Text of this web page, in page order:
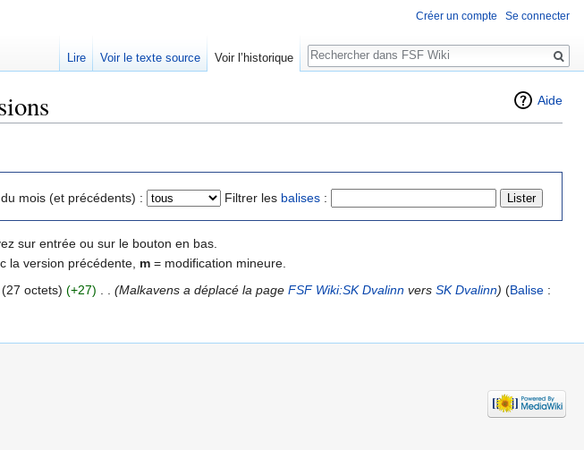
Aide
mois (et précédents) : Filtrer les balises :
sur entrée ou sur le bouton en bas.
la version précédente, m = modification mineure.
(27 octets) (+27) (Malkavens a déplacé la page FSF Wiki:SK Dvalinnvers SK Dvalinn) (Balise:
Créer un compte Se connecter
Lire Voir le texte source Voir l’historique
Rechercher